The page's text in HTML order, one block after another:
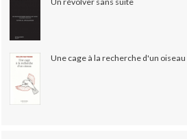
Une cage à la recherche d'un oiseau